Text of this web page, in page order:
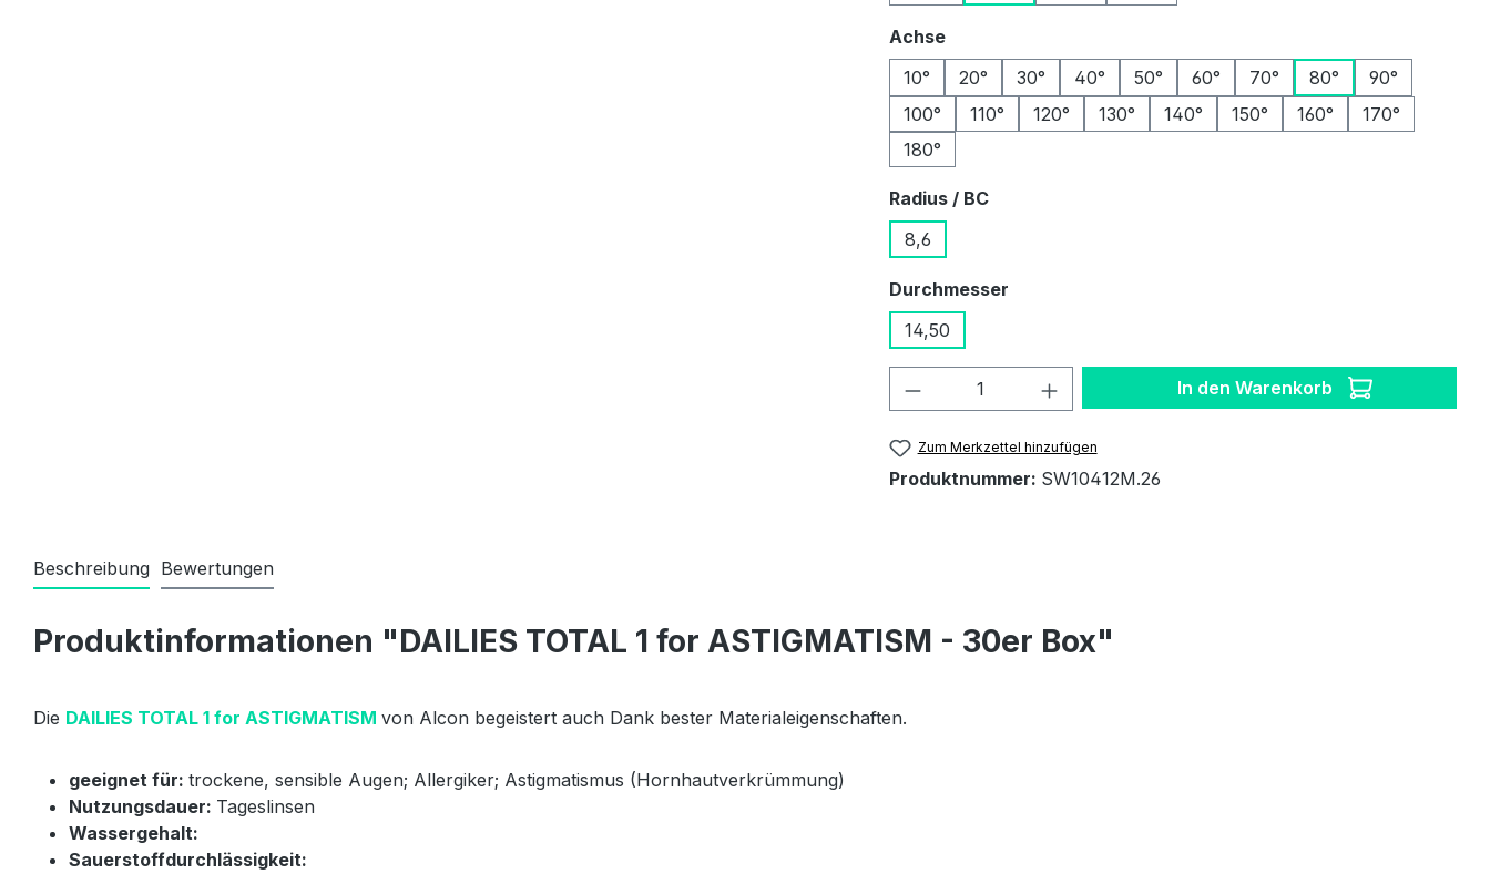
Achseauswählen
10°
20° 30° 40° 50° 60° 70° 80°
90°
100°
110° 120° 130° 140° 150° 160°
170°
180°
Radius / BCauswählen
8,6
Durchmesser
14,50
Produkt Anzahl: Gib den gewünschten Wert
In den Warenkorb
Zum Merkzettel hinzufügen
Produktnummer: SW10412M.26
Beschreibung Bewertungen
Produktinformationen "DAILIES TOTAL 1 for ASTIGMATISM - 30er Box"
Die DAILIES TOTAL 1 for ASTIGMATISM von Alcon begeistert auch Dank bester Materialeigenschaften.
geeignet für: trockene, sensible Augen; Allergiker; Astigmatismus (Hornhautverkrümmung)
Nutzungsdauer: Tageslinsen
Wassergehalt:
Sauerstoffdurchlässigkeit: